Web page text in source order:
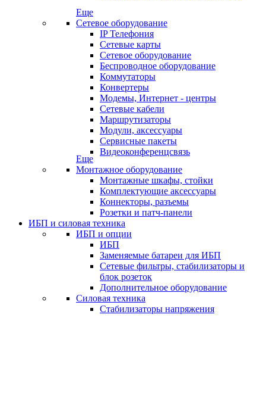
Еще
Сетевое оборудование
IP Телефония
Сетевые карты
Сетевое оборудование
Беспроводное оборудование
Коммутаторы
Конвертеры
Модемы, Интернет - центры
Сетевые кабели
Маршрутизаторы
Модули, аксессуары
Сервисные пакеты
Видеоконференцсвязь
Еще
Монтажное оборудование
Монтажные шкафы, стойки
Комплектующие аксессуары
Коннекторы, разъемы
Розетки и патч-панели
ИБП и силовая техника
ИБП и опции
ИБП
Заменяемые батареи для ИБП
Сетевые фильтры, стабилизаторы и
блок розеток
Дополнительное оборудование
Силовая техника
Стабилизаторы напряжения